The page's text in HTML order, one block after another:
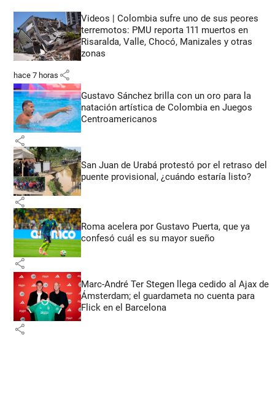
Videos | Colombia sufre uno de sus peores
terremotos: PMU reporta 111 muertos en
Risaralda, Valle, Chocó, Manizales y otras
zonas
hace 7 horas share
Gustavo Sánchez brilla con un oro para la
natación artística de Colombia en Juegos
Centroamericanos
share
San Juan de Urabá protestó por el retraso del
puente provisional, ¿cuándo estaría listo?
share
Roma acelera por Gustavo Puerta, que ya
confesó cuál es su mayor sueño
share
Marc-André Ter Stegen llega cedido al Ajax de
Ámsterdam; el guardameta no cuenta para
Flick en el Barcelona
share